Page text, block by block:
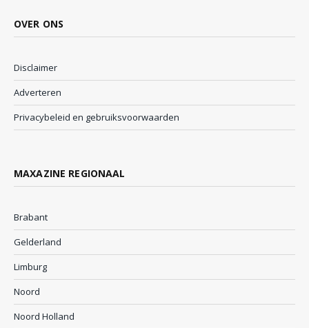
OVER ONS
Disclaimer
Adverteren
Privacybeleid en gebruiksvoorwaarden
MAXAZINE REGIONAAL
Brabant
Gelderland
Limburg
Noord
Noord Holland